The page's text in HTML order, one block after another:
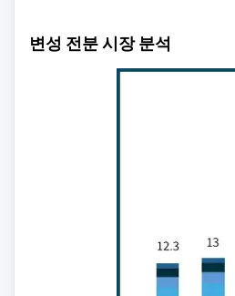
변성 전분 시장 분석